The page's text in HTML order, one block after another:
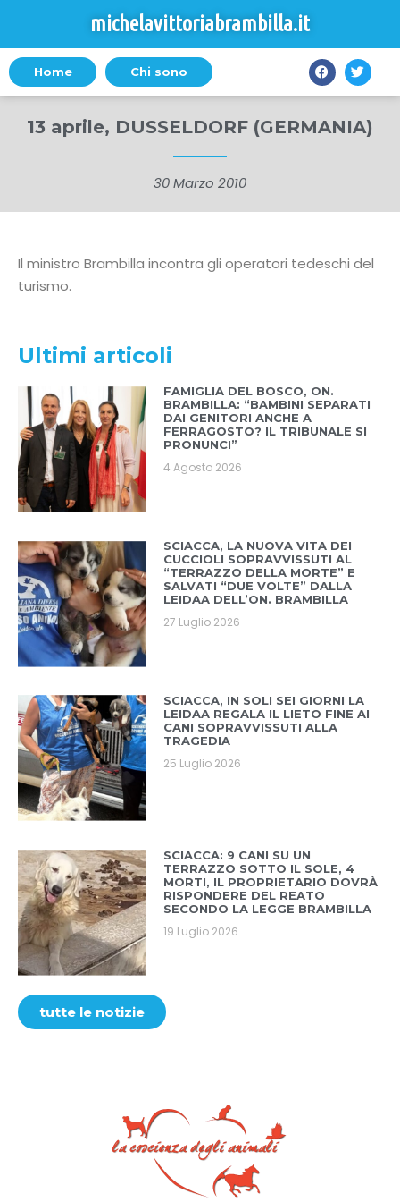
michelavittoriabrambilla.it
Home Chi sono
13 aprile, DUSSELDORF (GERMANIA)
30 Marzo 2010
Il ministro Brambilla incontra gli operatori tedeschi del
turismo.
Ultimi articoli
FAMIGLIA DEL BOSCO, ON.
BRAMBILLA: “BAMBINI SEPARATI
DAI GENITORI ANCHE A
FERRAGOSTO? IL TRIBUNALE SI
PRONUNCI”
4 Agosto 2026
SCIACCA, LA NUOVA VITA DEI
CUCCIOLI SOPRAVVISSUTI AL
“TERRAZZO DELLA MORTE” E
SALVATI “DUE VOLTE” DALLA
LEIDAA DELL’ON. BRAMBILLA
27 Luglio 2026
SCIACCA, IN SOLI SEI GIORNI LA
LEIDAA REGALA IL LIETO FINE AI
CANI SOPRAVVISSUTI ALLA
TRAGEDIA
25 Luglio 2026
SCIACCA: 9 CANI SU UN
TERRAZZO SOTTO IL SOLE, 4
MORTI, IL PROPRIETARIO DOVRÀ
RISPONDERE DEL REATO
SECONDO LA LEGGE BRAMBILLA
19 Luglio 2026
tutte le notizie